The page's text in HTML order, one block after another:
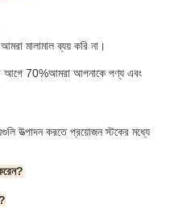
মালামাল ব্যয় করি না।
আগে 70%আমরা আপনাকে পণ্য এবং
উত্পাদন করতে প্রয়োজন স্টকের মধ্যে